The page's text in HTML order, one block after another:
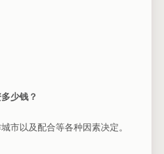
少钱？
市以及配合等各种因素决定。